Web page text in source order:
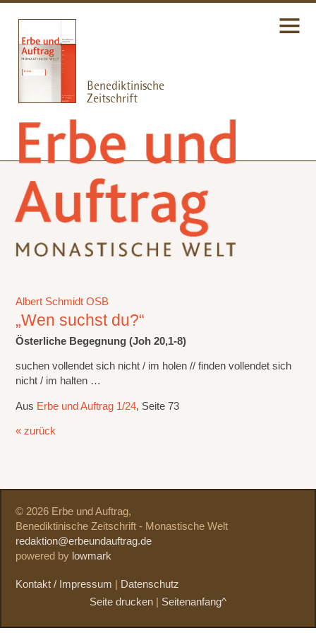
Albert Schmidt OSB
„Wen suchst du?“
Österliche Begegnung (Joh 20,1-8)
suchen vollendet sich nicht / im holen // finden vollendet sich
nicht / im halten …
Aus Erbe und Auftrag 1/24, Seite 73
« zurück
© 2026 Erbe und Auftrag,
Benediktinische Zeitschrift - Monastische Welt
redaktion@erbeundauftrag.de
powered by lowmark
Kontakt / Impressum
Datenschutz
Seite drucken
Seitenanfang^